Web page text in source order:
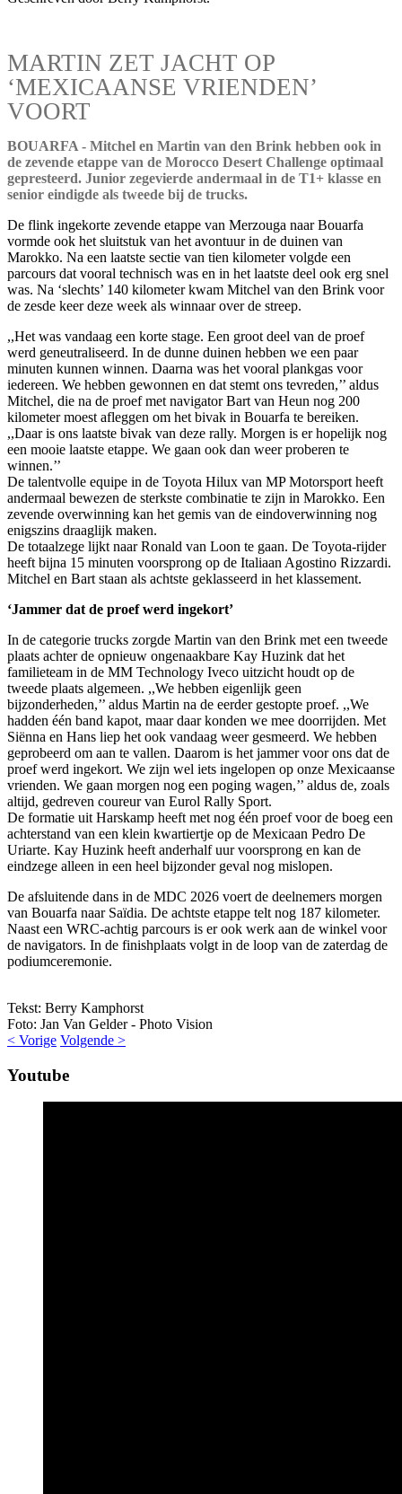
MARTIN ZET JACHT OP
‘MEXICAANSE VRIENDEN’
VOORT
BOUARFA - Mitchel en Martin van den Brink hebben ook in
de zevende etappe van de Morocco Desert Challenge optimaal
gepresteerd. Junior zegevierde andermaal in de T1+ klasse en
senior eindigde als tweede bij de trucks.
De flink ingekorte zevende etappe van Merzouga naar Bouarfa
vormde ook het sluitstuk van het avontuur in de duinen van
Marokko. Na een laatste sectie van tien kilometer volgde een
parcours dat vooral technisch was en in het laatste deel ook erg snel
was. Na ‘slechts’ 140 kilometer kwam Mitchel van den Brink voor
de zesde keer deze week als winnaar over de streep.
,,Het was vandaag een korte stage. Een groot deel van de proef
werd geneutraliseerd. In de dunne duinen hebben we een paar
minuten kunnen winnen. Daarna was het vooral plankgas voor
iedereen. We hebben gewonnen en dat stemt ons tevreden,’’ aldus
Mitchel, die na de proef met navigator Bart van Heun nog 200
kilometer moest afleggen om het bivak in Bouarfa te bereiken.
,,Daar is ons laatste bivak van deze rally. Morgen is er hopelijk nog
een mooie laatste etappe. We gaan ook dan weer proberen te
winnen.’’
De talentvolle equipe in de Toyota Hilux van MP Motorsport heeft
andermaal bewezen de sterkste combinatie te zijn in Marokko. Een
zevende overwinning kan het gemis van de eindoverwinning nog
enigszins draaglijk maken.
De totaalzege lijkt naar Ronald van Loon te gaan. De Toyota-rijder
heeft bijna 15 minuten voorsprong op de Italiaan Agostino Rizzardi.
Mitchel en Bart staan als achtste geklasseerd in het klassement.
‘Jammer dat de proef werd ingekort’
In de categorie trucks zorgde Martin van den Brink met een tweede
plaats achter de opnieuw ongenaakbare Kay Huzink dat het
familieteam in de MM Technology Iveco uitzicht houdt op de
tweede plaats algemeen. ,,We hebben eigenlijk geen
bijzonderheden,’’ aldus Martin na de eerder gestopte proef. ,,We
hadden één band kapot, maar daar konden we mee doorrijden. Met
Siënna en Hans liep het ook vandaag weer gesmeerd. We hebben
geprobeerd om aan te vallen. Daarom is het jammer voor ons dat de
proef werd ingekort. We zijn wel iets ingelopen op onze Mexicaanse
vrienden. We gaan morgen nog een poging wagen,’’ aldus de, zoals
altijd, gedreven coureur van Eurol Rally Sport.
De formatie uit Harskamp heeft met nog één proef voor de boeg een
achterstand van een klein kwartiertje op de Mexicaan Pedro De
Uriarte. Kay Huzink heeft anderhalf uur voorsprong en kan de
eindzege alleen in een heel bijzonder geval nog mislopen.
De afsluitende dans in de MDC 2026 voert de deelnemers morgen
van Bouarfa naar Saïdia. De achtste etappe telt nog 187 kilometer.
Naast een WRC-achtig parcours is er ook werk aan de winkel voor
de navigators. In de finishplaats volgt in de loop van de zaterdag de
podiumceremonie.
Tekst: Berry Kamphorst
Foto: Jan Van Gelder - Photo Vision
< Vorige Volgende >
Youtube